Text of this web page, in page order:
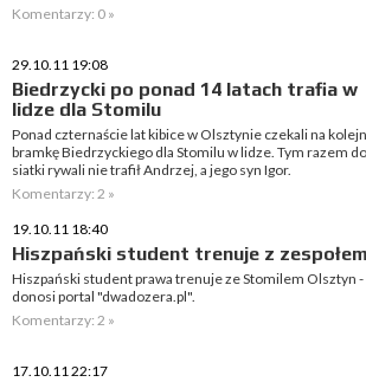
Komentarzy: 0 »
29.10.11 19:08
Biedrzycki po ponad 14 latach trafia w
lidze dla Stomilu
Ponad czternaście lat kibice w Olsztynie czekali na
bramkę Biedrzyckiego dla Stomilu w lidze. Tym razem do
siatki rywali nie trafił Andrzej, a jego syn Igor.
Komentarzy: 2 »
19.10.11 18:40
Hiszpański student trenuje z zespołem
Hiszpański student prawa trenuje ze Stomilem Olsztyn -
donosi portal "dwadozera.pl".
Komentarzy: 2 »
17.10.11 22:17